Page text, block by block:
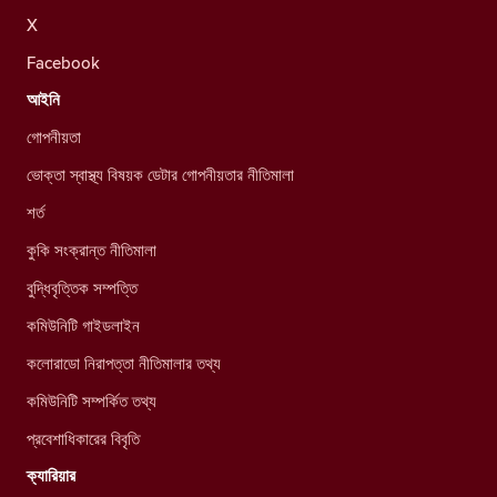
X
Facebook
আইনি
গোপনীয়তা
ভোক্তা স্বাস্থ্য বিষয়ক ডেটার গোপনীয়তার নীতিমালা
শর্ত
কুকি সংক্রান্ত নীতিমালা
বুদ্ধিবৃত্তিক সম্পত্তি
কমিউনিটি গাইডলাইন
কলোরাডো নিরাপত্তা নীতিমালার তথ্য
কমিউনিটি সম্পর্কিত তথ্য
প্রবেশাধিকারের বিবৃতি
ক্যারিয়ার